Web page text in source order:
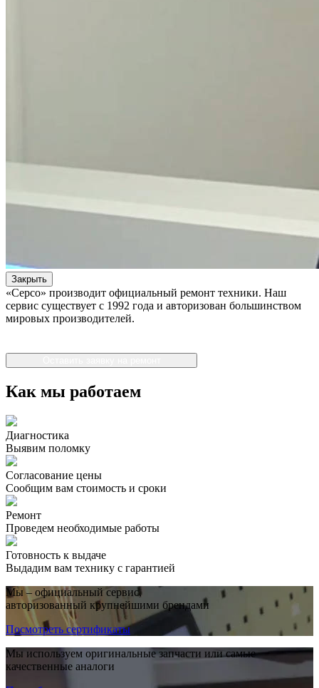
Закрыть
«Серсо» производит официальный ремонт техники. Наш
сервис существует с 1992 года и авторизован большинством
мировых производителей.
Как мы работаем
Диагностика
Выявим поломку
Согласование цены
Сообщим вам стоимость и сроки
Ремонт
Проведем необходимые работы
Готовность к выдаче
Выдадим вам технику с гарантией
Мы – официальный сервис,
авторизованный крупнейшими брендами
Посмотреть сертификаты
Мы используем оригинальные запчасти или самые
качественные аналоги